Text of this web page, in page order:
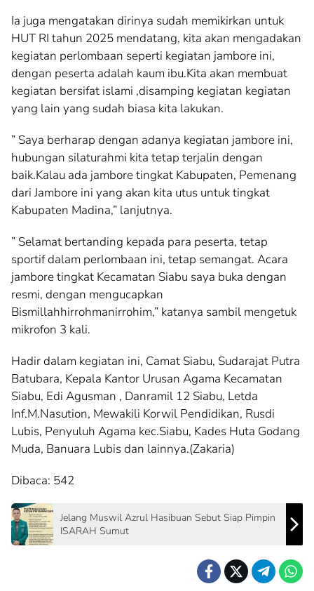
Ia juga mengatakan dirinya sudah memikirkan untuk
HUT RI tahun 2025 mendatang, kita akan mengadakan
kegiatan perlombaan seperti kegiatan jambore ini,
dengan peserta adalah kaum ibu.Kita akan membuat
kegiatan bersifat islami ,disamping kegiatan kegiatan
yang lain yang sudah biasa kita lakukan.
” Saya berharap dengan adanya kegiatan jambore ini,
hubungan silaturahmi kita tetap terjalin dengan
baik.Kalau ada jambore tingkat Kabupaten, Pemenang
dari Jambore ini yang akan kita utus untuk tingkat
Kabupaten Madina,” lanjutnya.
” Selamat bertanding kepada para peserta, tetap
sportif dalam perlombaan ini, tetap semangat. Acara
jambore tingkat Kecamatan Siabu saya buka dengan
resmi, dengan mengucapkan
Bismillahhirrohmanirrohim,” katanya sambil mengetuk
mikrofon 3 kali.
Hadir dalam kegiatan ini, Camat Siabu, Sudarajat Putra
Batubara, Kepala Kantor Urusan Agama Kecamatan
Siabu, Edi Agusman , Danramil 12 Siabu, Letda
Inf.M.Nasution, Mewakili Korwil Pendidikan, Rusdi
Lubis, Penyuluh Agama kec.Siabu, Kades Huta Godang
Muda, Banuara Lubis dan lainnya.(Zakaria)
Dibaca: 542
Jelang Muswil Azrul Hasibuan Sebut Siap Pimpin
ISARAH Sumut